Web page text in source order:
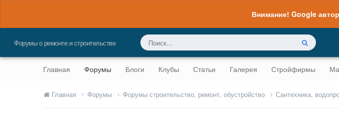
Внимание! Google
Форумы о ремонте и строительстве
Главная Форумы Блоги Клубы Статьи Галерея Стройфирмы
Главная Форумы Форумы строительство, ремонт, обустройство Сантехника,